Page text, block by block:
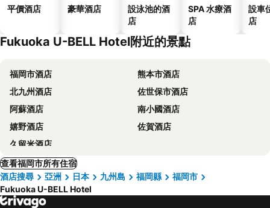
平價酒店 豪華酒店
設泳池的酒
店
SPA 水療酒
店
設車
店
Fukuoka U-BELL Hotel附近的景點
福岡市酒店
熊本市酒店
北九州酒店
佐世保市酒店
阿蘇酒店
南小國酒店
嬉野酒店
佐賀酒店
久留米酒店
查看福岡市所有住宿
酒店搜尋
亞洲 日本 九州島 福岡縣
福岡市
Fukuoka U-BELL Hotel